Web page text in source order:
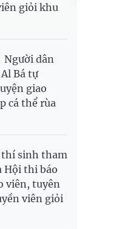
giỏi khu
Người dân
Bá tự
giao
cá thể rùa
thí sinh tham
Hội thi báo
viên, tuyên
viên giỏi